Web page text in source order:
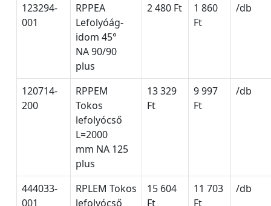
123294-
001
RPPEA
Lefolyóág-
idom 45°
NA 90/90
plus
2 480 Ft
1 860
Ft
/db
120714-
200
RPPEM
Tokos
lefolyócső
L=2000
mm NA 125
plus
13 329
Ft
9 997
Ft
/db
444033-
001
RPLEM Tokos
lefolyócső
15 604
Ft
11 703
Ft
/db